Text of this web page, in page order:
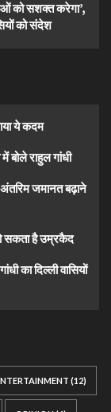
को सशक्त करेगा’,
को संदेश
ये कदम
बोले राहुल गांधी
जमानत बढ़ाने
सकता है उम्रकैद
का दिल्ली वासियों
(12)